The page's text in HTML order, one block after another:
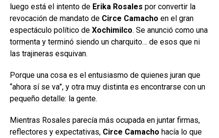
luego está el intento de Erika Rosales por convertir la
revocación de mandato de Circe Camacho en el gran
espectáculo político de Xochimilco. Se anunció como una
tormenta y terminó siendo un charquito… de esos que ni
las trajineras esquivan.
Porque una cosa es el entusiasmo de quienes juran que
“ahora sí se va”, y otra muy distinta es encontrarse con un
pequeño detalle: la gente.
Mientras Rosales parecía más ocupada en juntar firmas,
reflectores y expectativas, Circe Camacho hacía lo que